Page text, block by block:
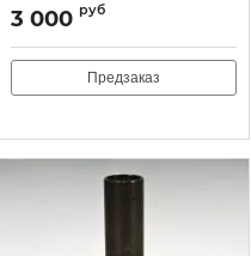
3 000 руб
Предзаказ